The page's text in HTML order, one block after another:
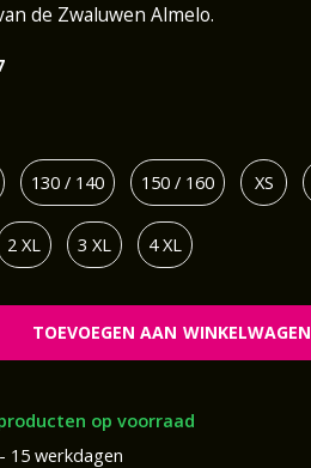
de Zwaluwen Almelo.
130 / 140 150 / 160 XS
2 XL 3 XL 4 XL
TOEVOEGEN AAN WINKELWAGEN
op voorraad
15 werkdagen